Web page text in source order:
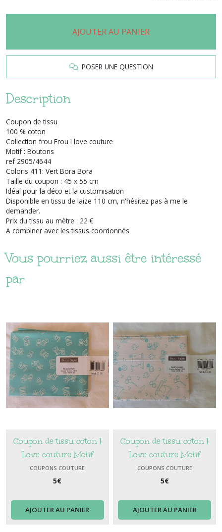
AJOUTER AU PANIER
POSER UNE QUESTION
Description
Coupon de tissu
100 % coton
Collection frou Frou I love couture
Motif : Boutons
ref 2905/4644
Coloris 411: Vert Bora Bora
Taille du coupon : 45 x 55 cm
Idéal pour la déco et la customisation
Disponible en tissu de laize 110 cm, n'hésitez pas à me le
demander.
Prix du tissu au mètre : 22 €
A combiner avec les tissus coordonnés
Vous pourriez aussi être intéressé
par
Coupon de tissu coton I
Love couture Motif
Bobines Couleur Vert Bora
Bora
COUPONS COUTURE
5€
AJOUTER AU PANIER
Coupon de tissu coton I
Love couture Motif
Couture Couleur Pétale de
rose
COUPONS COUTURE
5€
AJOUTER AU PANIER